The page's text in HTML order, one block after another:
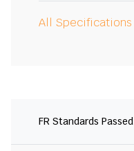
All Specifications
FR Standards Passed